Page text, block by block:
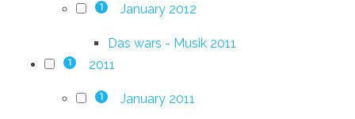
1 January 2012
Das wars - Musik 2011
1 2011
1 January 2011